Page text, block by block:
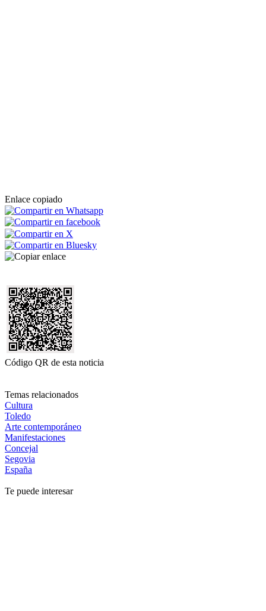
Enlace copiado
Código QR de esta noticia
Temas relacionados
Cultura
Toledo
Arte contemporáneo
Manifestaciones
Concejal
Segovia
España
Te puede interesar